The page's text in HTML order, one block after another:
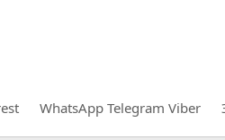
WhatsApp Telegram Viber